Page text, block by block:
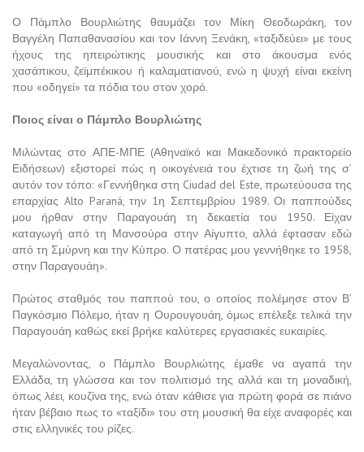
Ο Πάμπλο Βουρλιώτης θαυμάζει τον Μίκη Θεοδωράκη, τον
Βαγγέλη Παπαθανασίου και τον Ιάννη Ξενάκη, «ταξιδεύει» με τους
ήχους της ηπειρώτικης μουσικής και στο άκουσμα ενός
χασάπικου, ζεϊμπέκικου ή καλαματιανού, ενώ η ψυχή είναι εκείνη
που «οδηγεί» τα πόδια του στον χορό.
Ποιος είναι ο Πάμπλο Βουρλιώτης
Μιλώντας στο ΑΠΕ-ΜΠΕ (Αθηναϊκό και Μακεδονικό πρακτορείο
Ειδήσεων) εξιστορεί πώς η οικογένειά του έχτισε τη ζωή της σ’
αυτόν τον τόπο: «Γεννήθηκα στη Ciudad del Este, πρωτεύουσα της
επαρχίας Alto Paraná, την 1η Σεπτεμβρίου 1989. Οι παππούδες
μου ήρθαν στην Παραγουάη τη δεκαετία του 1950. Είχαν
καταγωγή από τη Μανσούρα στην Αίγυπτο, αλλά έφτασαν εδώ
από τη Σμύρνη και την Κύπρο. Ο πατέρας μου γεννήθηκε το 1958,
στην Παραγουάη».
Πρώτος σταθμός του παππού του, ο οποίος πολέμησε στον Β’
Παγκόσμιο Πόλεμο, ήταν η Ουρουγουάη, όμως επέλεξε τελικά την
Παραγουάη καθώς εκεί βρήκε καλύτερες εργασιακές ευκαιρίες.
Μεγαλώνοντας, ο Πάμπλο Βουρλιώτης έμαθε να αγαπά την
Ελλάδα, τη γλώσσα και τον πολιτισμό της αλλά και τη μοναδική,
όπως λέει, κουζίνα της, ενώ όταν κάθισε για πρώτη φορά σε πιάνο
ήταν βέβαιο πως το «ταξίδι» του στη μουσική θα είχε αναφορές και
στις ελληνικές του ρίζες.